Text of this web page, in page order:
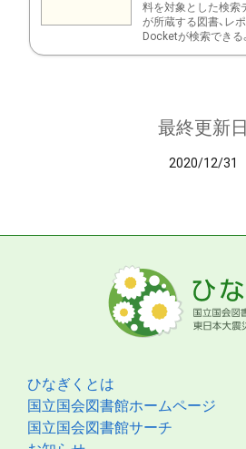
料を対象とした検索
が所蔵する図書、レポ
Docketが検索できる
最終更新日
2020/12/31
ひなぎくとは
国立国会図書館ホームページ
国立国会図書館サーチ